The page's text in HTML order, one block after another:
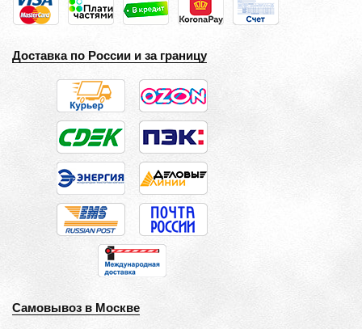
Доставка по России и за границу
Самовывоз в Москве